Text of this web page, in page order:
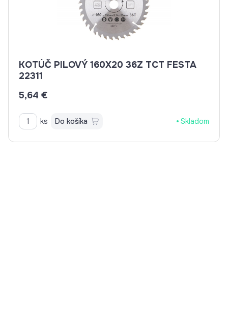
KOTÚČ PILOVÝ 160X20 36Z TCT FESTA
22311
5,64 €
ks Do košíka Skladom